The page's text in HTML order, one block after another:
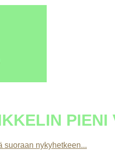
suoraan nykyhetkeen...